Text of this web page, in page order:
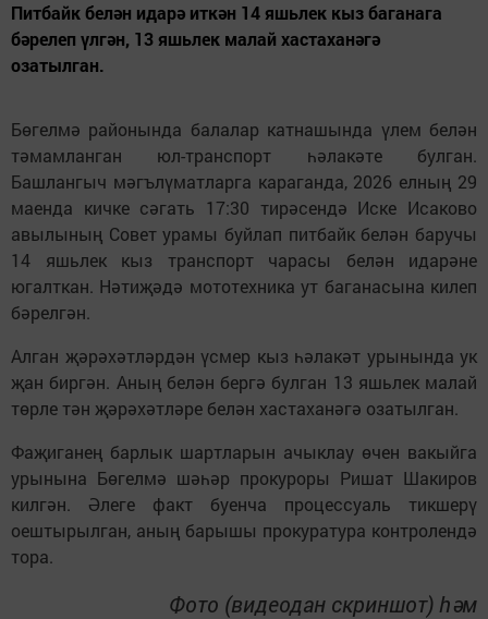
Питбайк белән идарә иткән 14 яшьлек кыз баганага
бәрелеп үлгән, 13 яшьлек малай хастаханәгә
озатылган.
Бөгелмә районында балалар катнашында үлем белән
тәмамланган юл-транспорт һәлакәте булган.
Башлангыч мәгълүматларга караганда, 2026 елның 29
маенда кичке сәгать 17:30 тирәсендә Иске Исаково
авылының Совет урамы буйлап питбайк белән баручы
14 яшьлек кыз транспорт чарасы белән идарәне
югалткан. Нәтиҗәдә мототехника ут баганасына килеп
бәрелгән.
Алган җәрәхәтләрдән үсмер кыз һәлакәт урынында ук
җан биргән. Аның белән бергә булган 13 яшьлек малай
төрле тән җәрәхәтләре белән хастаханәгә озатылган.
Фаҗиганең барлык шартларын ачыклау өчен вакыйга
урынына Бөгелмә шәһәр прокуроры Ришат Шакиров
килгән. Әлеге факт буенча процессуаль тикшерү
оештырылган, аның барышы прокуратура контролендә
тора.
Фото (видеодан скриншот) һәм